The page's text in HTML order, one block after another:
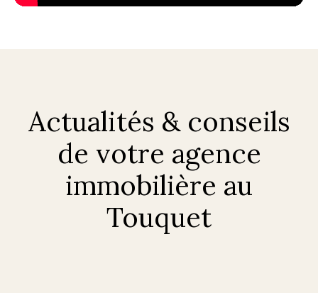
Actualités & conseils
de votre agence
immobilière au
Touquet